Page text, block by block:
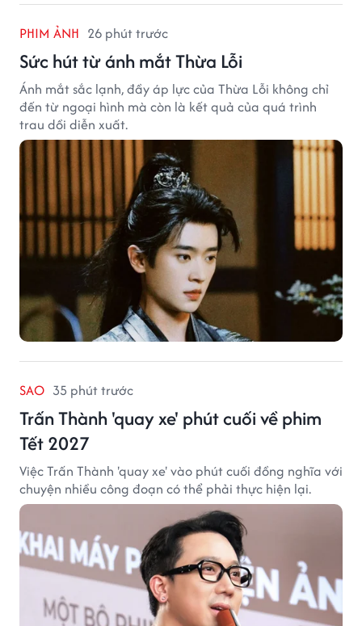
PHIM ẢNH 26 phút trước
Sức hút từ ánh mắt Thừa Lỗi
Ánh mắt sắc lạnh, đầy áp lực của Thừa Lỗi không chỉ
đến từ ngoại hình mà còn là kết quả của quá trình
trau dồi diễn xuất.
SAO 35 phút trước
Trấn Thành 'quay xe' phút cuối về phim
Tết 2027
Việc Trấn Thành 'quay xe' vào phút cuối đồng nghĩa với
chuyện nhiều công đoạn có thể phải thực hiện lại.